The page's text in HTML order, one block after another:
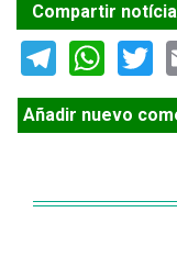
Compartir
Añadir nuevo